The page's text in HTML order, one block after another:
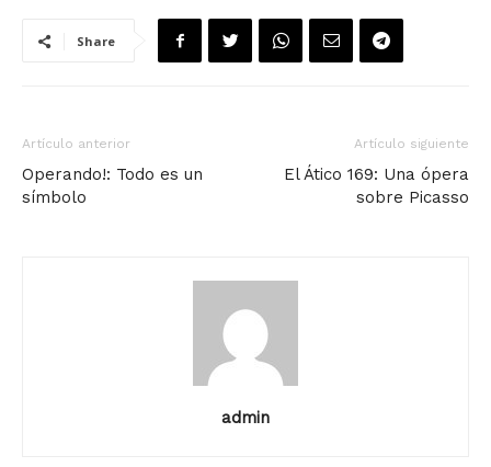
Share
Artículo anterior
Operando!: Todo es un
símbolo
Artículo siguiente
El Ático 169: Una ópera
sobre Picasso
admin